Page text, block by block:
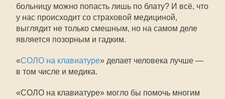
больницу можно попасть лишь по блату? И всё, что
у нас происходит со страховой медициной,
выглядит не только смешным, но на самом деле
является позорным и гадким.
«СОЛО на клавиатуре» делает человека лучше —
в том числе и медика.
«СОЛО на клавиатуре» могло бы помочь многим